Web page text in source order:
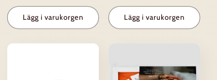
e
:
pris
Lägg i varukorgen
pris
Lägg i varukorgen